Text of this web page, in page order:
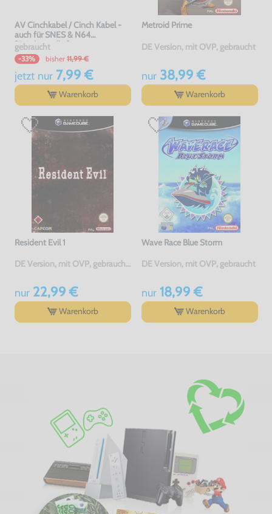
AV Cinchkabel / Cinch Kabel -
auch für SNES & N64
[Dritthersteller]
gebraucht
-33% bisher 11,99 €
jetzt nur7,99 €
Warenkorb
Metroid Prime
DE Version, mit OVP, gebraucht
nur38,99 €
Warenkorb
Resident Evil 1
DE Version, mit OVP, gebraucht, USK18
nur22,99 €
Warenkorb
Wave Race Blue Storm
DE Version, mit OVP, gebraucht
nur18,99 €
Warenkorb